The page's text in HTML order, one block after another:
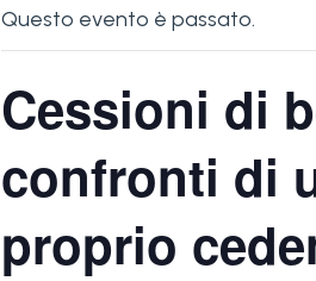
Questo evento è passato.
Cessioni di
confronti di
proprio